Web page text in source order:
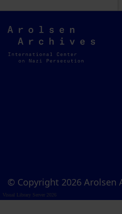
Arolsen
Archives
© Copyright 2026 Arolsen
Visual Library Server 2026